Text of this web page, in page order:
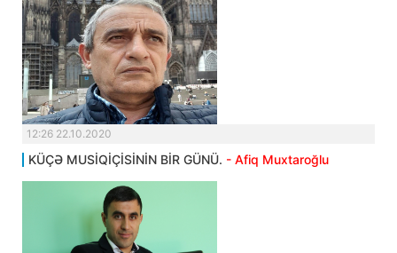
12:26 22.10.2020
KÜÇƏ MUSİQİÇİSİNİN BİR GÜNÜ. - Afiq Muxtaroğlu